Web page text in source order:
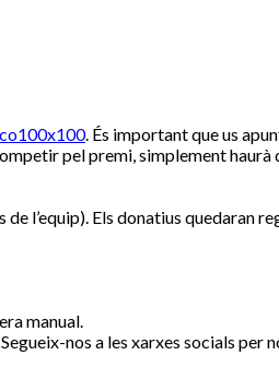
. És important que us
pel premi, simplement haurà
l’equip). Els donatius quedaran
manual.
nos a les xarxes socials per